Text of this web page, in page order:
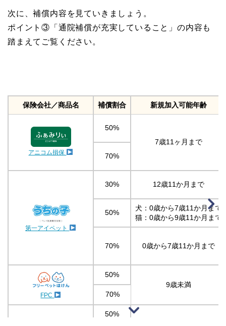
次に、補償内容を見ていきましょう。
ポイント③「通院補償が充実していること」の内容も
踏まえてご覧ください。
保険会社／商品名 補償割合 新規加入可能年齢
アニコム損保
50%
7歳11ヶ月まで
70%
第一アイペット
30% 12歳11か月まで
50%
犬：0歳から7歳11か月まで
猫：0歳から9歳11か月まで
70% 0歳から7歳11か月まで
FPC
50%
9歳未満
70%
50%